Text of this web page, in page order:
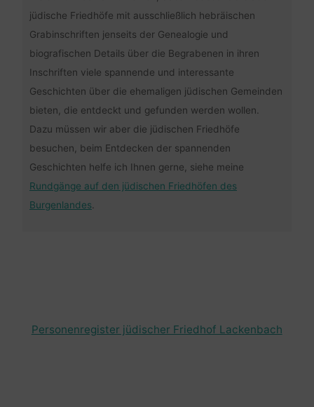
jüdische Friedhöfe mit ausschließlich hebräischen
Grabinschriften jenseits der Genealogie und
biografischen Details über die Begrabenen in ihren
Inschriften viele spannende und interessante
Geschichten über die ehemaligen jüdischen Gemeinden
bieten, die entdeckt und gefunden werden wollen.
Dazu müssen wir aber die jüdischen Friedhöfe
besuchen, beim Entdecken der spannenden
Geschichten helfe ich Ihnen gerne, siehe meine
Rundgänge auf den jüdischen Friedhöfen des
Burgenlandes.
Personenregister jüdischer Friedhof Lackenbach